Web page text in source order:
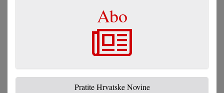
Abo
Pratite Hrvatske Novine